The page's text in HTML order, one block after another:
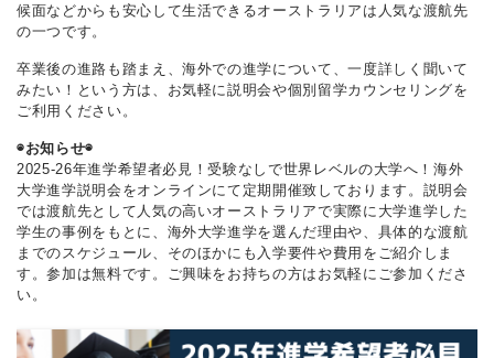
候面などからも安心して生活できるオーストラリアは人気な渡航先
の一つです。
卒業後の進路も踏まえ、海外での進学について、一度詳しく聞いて
みたい！という方は、お気軽に説明会や個別留学カウンセリングを
ご利用ください。
◉お知らせ◉
2025-26年進学希望者必見！受験なしで世界レベルの大学へ！海外
大学進学説明会をオンラインにて定期開催致しております。説明会
では渡航先として人気の高いオーストラリアで実際に大学進学した
学生の事例をもとに、海外大学進学を選んだ理由や、具体的な渡航
までのスケジュール、そのほかにも入学要件や費用をご紹介しま
す。参加は無料です。ご興味をお持ちの方はお気軽にご参加くださ
い。